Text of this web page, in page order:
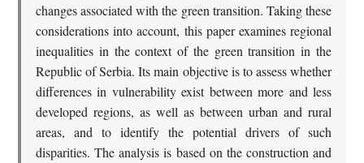
changes associated with the green transition. Taking these
considerations into account, this paper examines regional
inequalities in the context of the green transition in the
Republic of Serbia. Its main objective is to assess whether
differences in vulnerability exist between more and less
developed regions, as well as between urban and rural
areas, and to identify the potential drivers of such
disparities. The analysis is based on the construction and